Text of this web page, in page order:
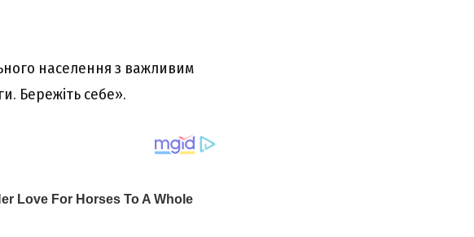
населення з важливим
Бережіть себе».